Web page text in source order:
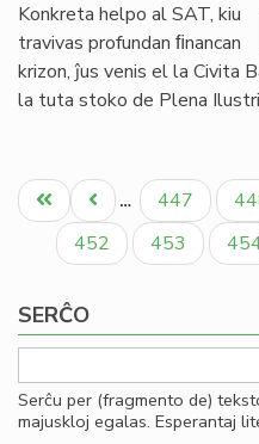
Konkreta helpo al SAT, kiu
travivas profundan ﬁnancan
krizon, ĵus venis el la Civita
la tuta stoko de Plena
Pagination
Unua
paĝo
Antaŭa
paĝo
… Paĝo
447
Paĝo
452 Paĝo
453
SERĈO
Serĉu per (fragmento de)
majuskloj egalas. Esperantaj